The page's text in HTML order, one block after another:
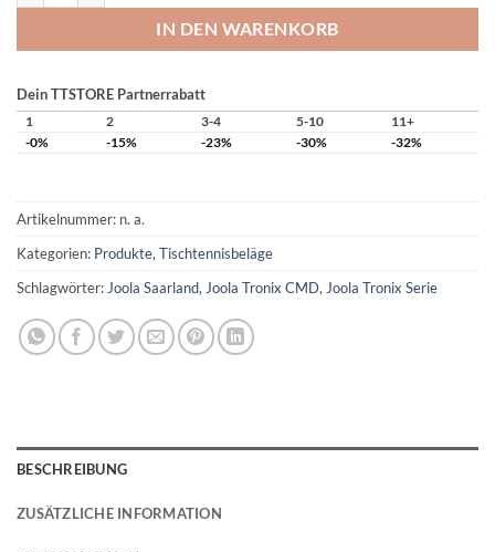
IN DEN WARENKORB
Dein TTSTORE Partnerrabatt
1 2 3-4 5-10
11+
-0%
-15% -23% -30% -32%
Artikelnummer: n. a.
Kategorien: Produkte, Tischtennisbeläge
Schlagwörter: Joola Saarland, Joola Tronix CMD, Joola Tronix Serie
BESCHREIBUNG
ZUSÄTZLICHE INFORMATION